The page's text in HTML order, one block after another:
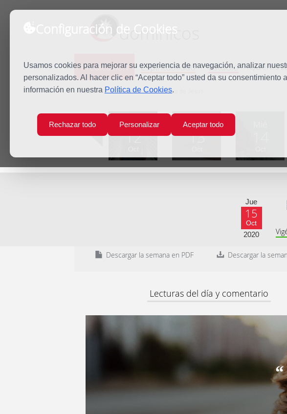
Configuración de Cookies
Usamos cookies para mejorar su experiencia de navegación, analizar
personalizados. Al hacer clic en “Aceptar todo” usted da su consentimiento
información en nuestra Política de Cookies.
Rechazar todo Personalizar Aceptar todo
dominicos
Predicación Espiritualidad Estudio Quiénes
Inicio Predicación Santa Teresa de Jesús
Lun
12
Mar
13
Jue
15
Oct
2020
Descargar la semana en PDF Descargar la
Lecturas del día y comentario